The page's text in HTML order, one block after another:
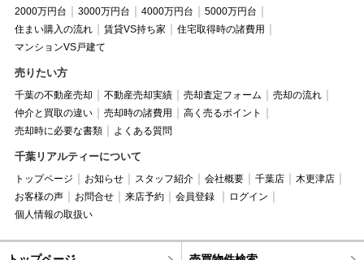
2000万円台
3000万円台 4000万円台
5000万円台
住まい購入の流れ
賃貸VS持ち家
住宅取得時の諸費用
マンションVS戸建て
売りたい方
千葉の不動産売却 不動産売却実績 売却査定フォーム
売却の流れ
仲介と買取の違い
売却時の諸費用
高く売るポイント
売却時に必要な書類
よくある質問
千葉リアルティーについて
トップページ お知らせ スタッフ紹介 会社概要 千葉店
木更津店
お客様の声
お問合せ 来店予約 会員登録
ログイン
個人情報の取扱い